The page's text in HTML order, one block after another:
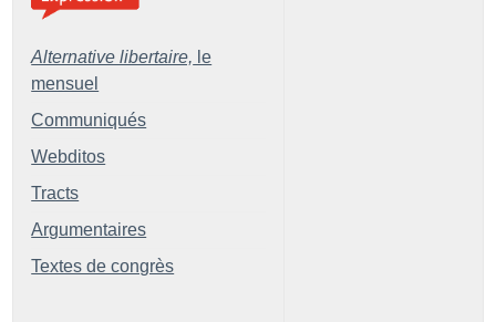
Alternative libertaire, le
mensuel
Communiqués
Webditos
Tracts
Argumentaires
Textes de congrès